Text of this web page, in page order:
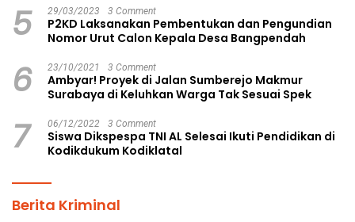
5 29/03/2023 3 Comment
P2KD Laksanakan Pembentukan dan Pengundian
Nomor Urut Calon Kepala Desa Bangpendah
6 23/10/2021 3 Comment
Ambyar! Proyek di Jalan Sumberejo Makmur
Surabaya di Keluhkan Warga Tak Sesuai Spek
7 06/12/2022 3 Comment
Siswa Dikspespa TNI AL Selesai Ikuti Pendidikan di
Kodikdukum Kodiklatal
Berita Kriminal